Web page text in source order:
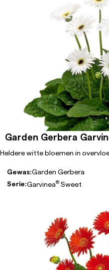
Garden Gerbera
Heldere witte bloemen in
Gewas:Garden Gerbera
Serie:Garvinea® Sweet